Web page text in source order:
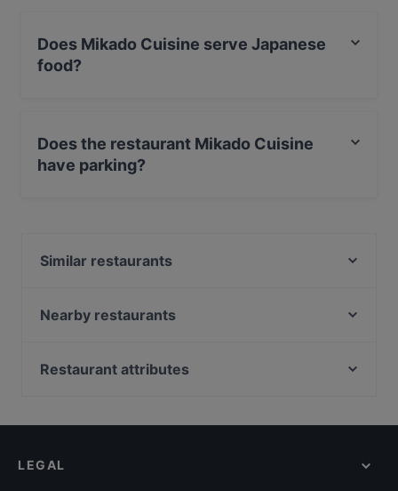
Does Mikado Cuisine serve Japanese
food?
Does the restaurant Mikado Cuisine
have parking?
Similar restaurants
nr13 - Genuss am Hafen
Via Re
Phở Mum
Nearby restaurants
VEN Restaurant
Restaurant Genuss-Atelier
Restaurant attributes
Lively in Dresden
LEGAL